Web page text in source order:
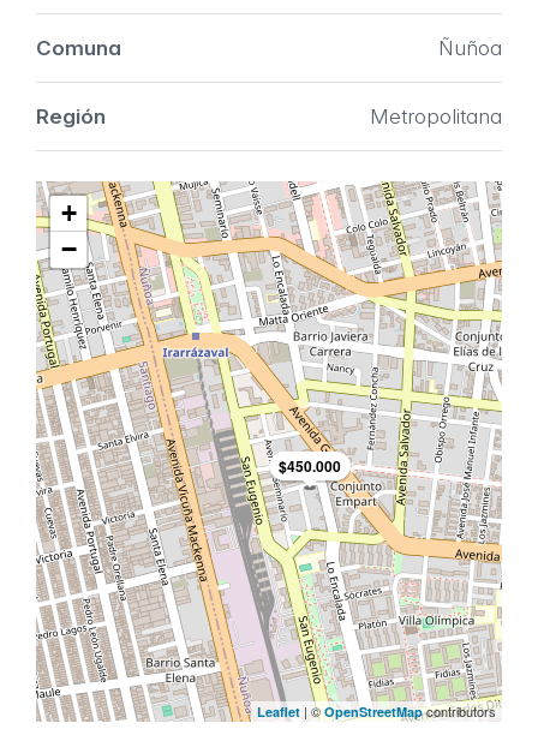
Comuna Ñuñoa
Región Metropolitana
$450.000
+
−
Leaflet | © OpenStreetMapcontributors